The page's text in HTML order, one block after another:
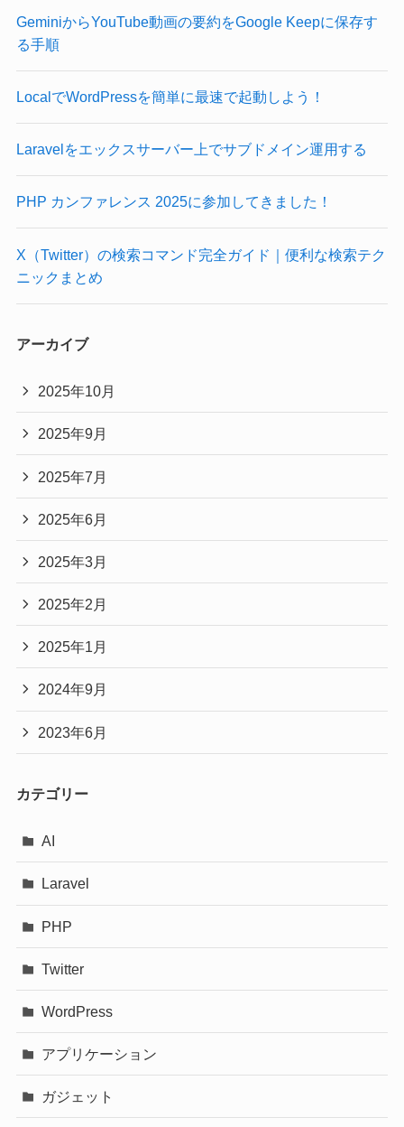
GeminiからYouTube動画の要約をGoogle Keepに保存す
る手順
LocalでWordPressを簡単に最速で起動しよう！
Laravelをエックスサーバー上でサブドメイン運用する
PHP カンファレンス 2025に参加してきました！
X（Twitter）の検索コマンド完全ガイド｜便利な検索テク
ニックまとめ
アーカイブ
2025年10月
2025年9月
2025年7月
2025年6月
2025年3月
2025年2月
2025年1月
2024年9月
2023年6月
カテゴリー
AI
Laravel
PHP
Twitter
WordPress
アプリケーション
ガジェット